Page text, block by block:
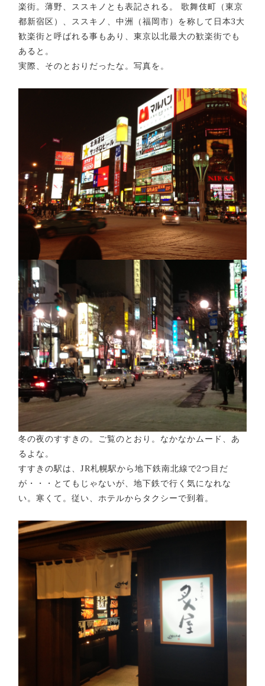
楽街。薄野、ススキノとも表記される。 歌舞伎町（東京
都新宿区）、ススキノ、中洲（福岡市）を称して日本3大
歓楽街と呼ばれる事もあり、東京以北最大の歓楽街でも
あると。
実際、そのとおりだったな。写真を。
冬の夜のすすきの。ご覧のとおり。なかなかムード、あ
るよな。
すすきの駅は、JR札幌駅から地下鉄南北線で2つ目だ
が・・・とてもじゃないが、地下鉄で行く気になれな
い。寒くて。従い、ホテルからタクシーで到着。